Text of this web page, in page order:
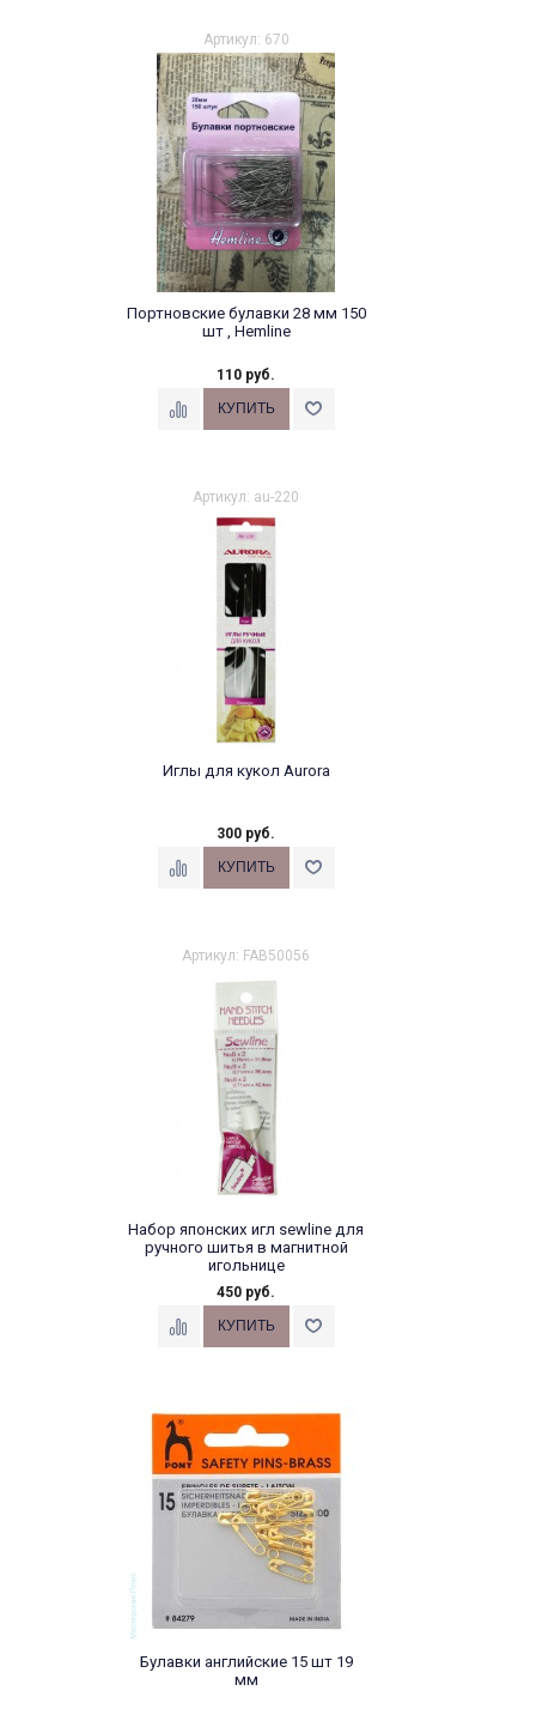
Артикул: 670
Портновские булавки 28 мм 150
шт , Hemline
110 руб.
Артикул: au-220
Иглы для кукол Aurora
300 руб.
Артикул: FAB50056
Набор японских игл sewline для
ручного шитья в магнитной
игольнице
450 руб.
Булавки английские 15 шт 19
мм